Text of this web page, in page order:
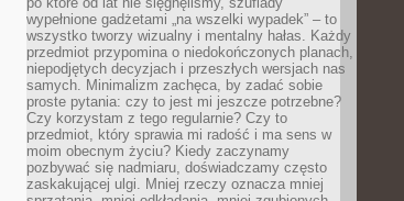
wypełnione gadżetami „na wszelki wypadek” – to
wszystko tworzy wizualny i mentalny hałas. Każdy
przedmiot przypomina o niedokończonych planach,
niepodjętych decyzjach i przeszłych wersjach nas
samych. Minimalizm zachęca, by zadać sobie
proste pytania: czy to jest mi jeszcze potrzebne?
Czy korzystam z tego regularnie? Czy to
przedmiot, który sprawia mi radość i ma sens w
moim obecnym życiu? Kiedy zaczynamy
pozbywać się nadmiaru, doświadczamy często
zaskakującej ulgi. Mniej rzeczy oznacza mniej